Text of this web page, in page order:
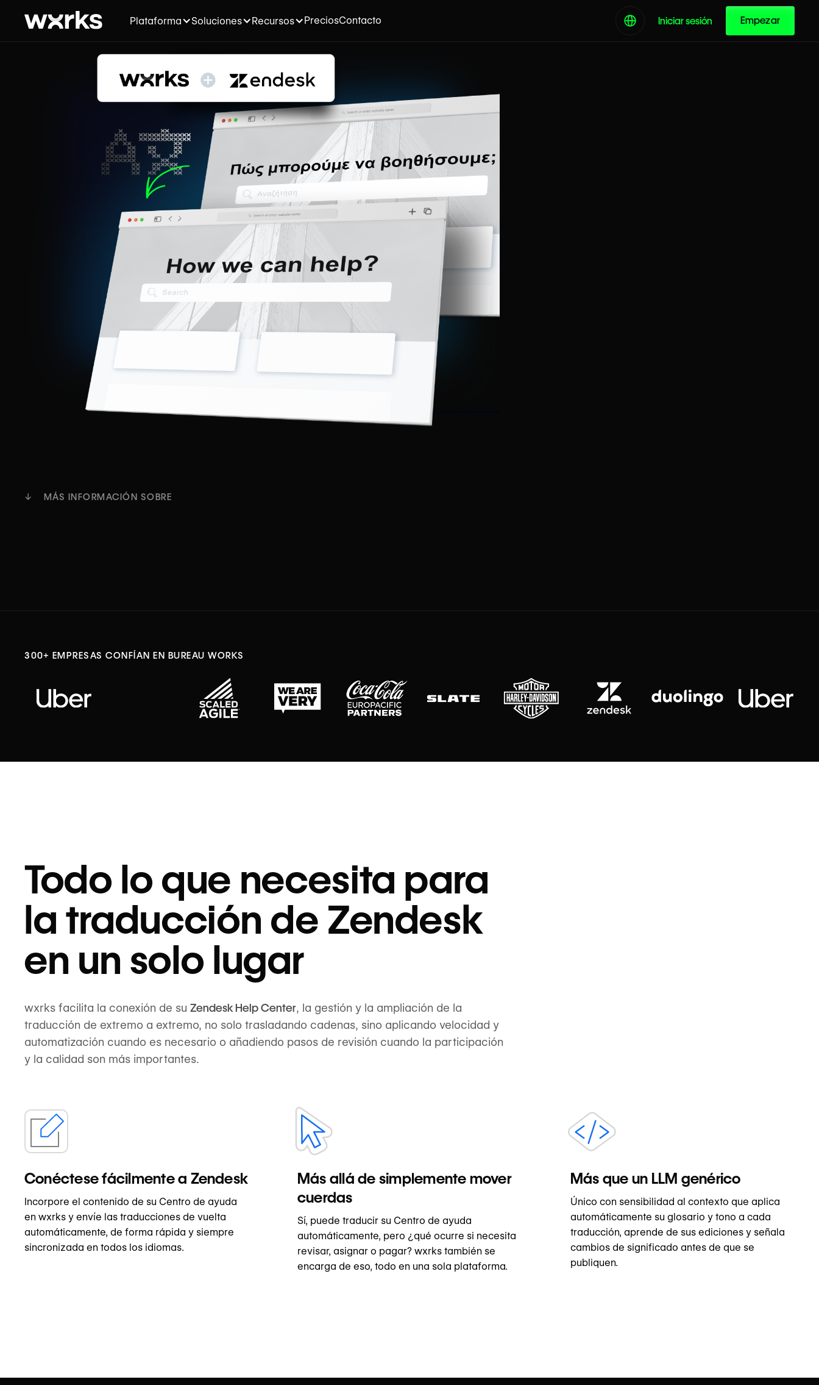
Plataforma Soluciones Recursos PreciosContacto Iniciar sesión Empezar
Zendesk
Translation
Su Centro de
ayuda, ahora
multilingüe
Antes tenía que elegir entre una traducción manual
torpe o una configuración de localización costosa y
difícil de mantener. Ya no. wxrks for Zendesk ofrece la
velocidad de la automatización en una plataforma
diseñada de forma nativa en torno a los LLM y el
significado, haciendo que cada interacción traducida
se sienta auténtica.
↓ MÁS INFORMACIÓN SOBRE
300+ EMPRESAS CONFÍAN EN BUREAU WORKS
Todo lo que necesita para
la traducción de Zendesk
en un solo lugar
wxrks facilita la conexión de su Zendesk Help Center, la gestión y la ampliación de la
traducción de extremo a extremo, no solo trasladando cadenas, sino aplicando velocidad y
automatización cuando es necesario o añadiendo pasos de revisión cuando la participación
y la calidad son más importantes.
Conéctese fácilmente a Zendesk
Incorpore el contenido de su Centro de ayuda
en wxrks y envíe las traducciones de vuelta
automáticamente, de forma rápida y siempre
sincronizada en todos los idiomas.
Más allá de simplemente mover
cuerdas
Sí, puede traducir su Centro de ayuda
automáticamente, pero ¿qué ocurre si necesita
revisar, asignar o pagar? wxrks también se
encarga de eso, todo en una sola plataforma.
Más que un LLM genérico
Único con sensibilidad al contexto que aplica
automáticamente su glosario y tono a cada
traducción, aprende de sus ediciones y señala
cambios de significado antes de que se
publiquen.